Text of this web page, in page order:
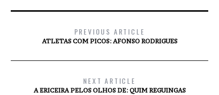
PREVIOUS ARTICLE
ATLETAS COM PICOS: AFONSO RODRIGUES
NEXT ARTICLE
A ERICEIRA PELOS OLHOS DE: QUIM REGUINGAS